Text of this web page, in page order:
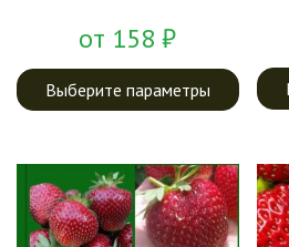
от 158₽
Выберите параметры